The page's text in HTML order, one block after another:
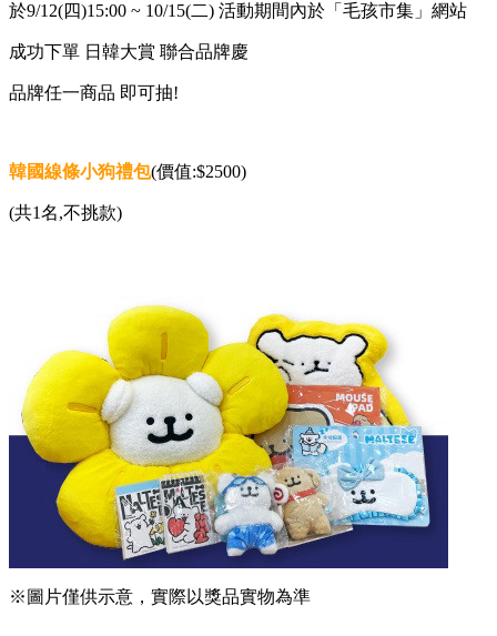
於9/12(四)15:00 ~ 10/15(二) 活動期間內於「毛孩市集」網站
成功下單 日韓大賞 聯合品牌慶
品牌任一商品 即可抽!
韓國線條小狗禮包(價值:$2500)
(共1名,不挑款)
※圖片僅供示意，實際以獎品實物為準